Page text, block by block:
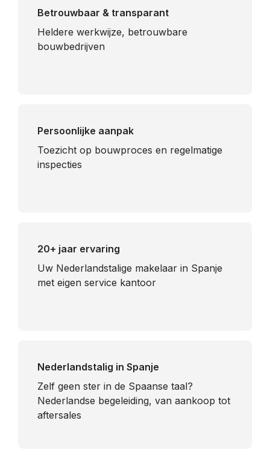
Betrouwbaar & transparant
Heldere werkwijze, betrouwbare
bouwbedrijven
Persoonlijke aanpak
Toezicht op bouwproces en regelmatige
inspecties
20+ jaar ervaring
Uw Nederlandstalige makelaar in Spanje
met eigen service kantoor
Nederlandstalig in Spanje
​Zelf geen ster in de Spaanse taal?
Nederlandse begeleiding, van aankoop tot
aftersales